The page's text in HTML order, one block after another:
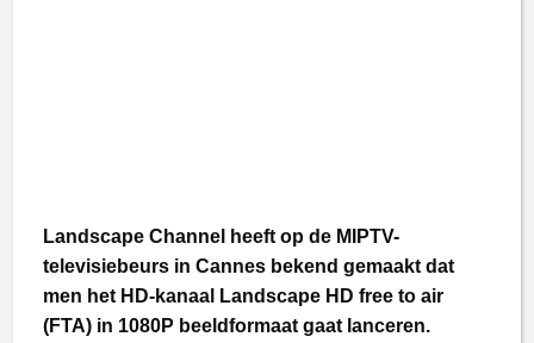
Landscape Channel heeft op de MIPTV-
televisiebeurs in Cannes bekend gemaakt dat
men het HD-kanaal Landscape HD free to air
(FTA) in 1080P beeldformaat gaat lanceren.